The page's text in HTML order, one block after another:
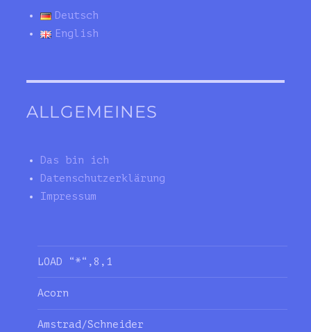
Deutsch
English
ALLGEMEINES
Das bin ich
Datenschutzerklärung
Impressum
LOAD “*“,8,1
Acorn
Amstrad/Schneider